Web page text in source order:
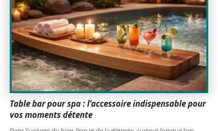
Table bar pour spa : l’accessoire indispensable pour
vos moments détente